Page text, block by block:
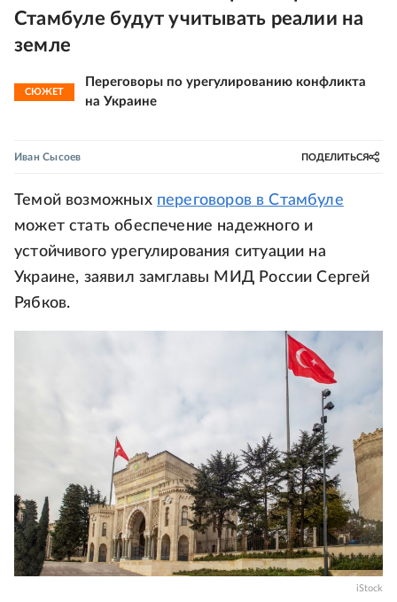
Стамбуле будут учитывать реалии на
земле
СЮЖЕТ
Переговоры по урегулированию конфликта
на Украине
Иван Сысоев ПОДЕЛИТЬСЯ
Темой возможных переговоров в Стамбуле
может стать обеспечение надежного и
устойчивого урегулирования ситуации на
Украине, заявил замглавы МИД России Сергей
Рябков.
iStock